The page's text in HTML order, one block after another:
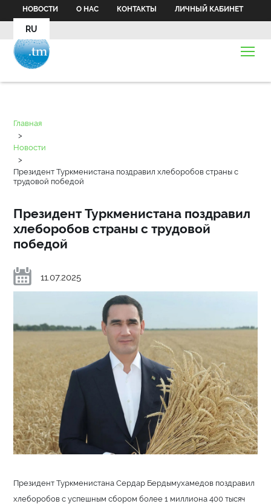
НОВОСТИ О НАС КОНТАКТЫ ЛИЧНЫЙ КАБИНЕТ
RU
Главная
>
Новости
>
Президент Туркменистана поздравил хлеборобов страны с
трудовой победой
Президент Туркменистана поздравил
хлеборобов страны с трудовой
победой
11.07.2025
Президент Туркменистана Сердар Бердымухамедов поздравил
хлеборобов с успешным сбором более 1 миллиона 400 тысяч